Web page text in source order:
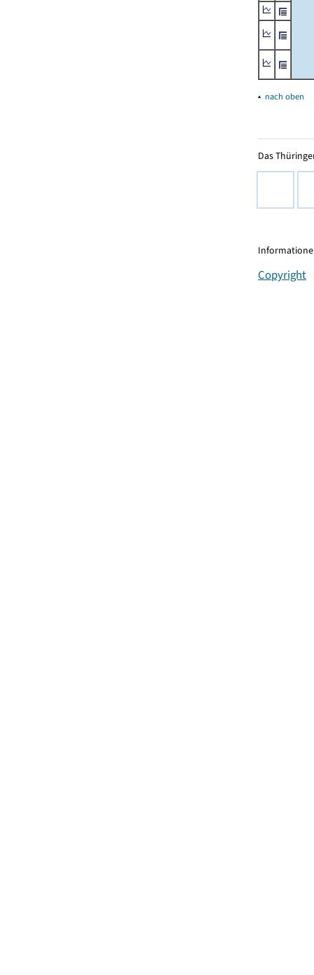
▴ nach oben
Das
Copyright